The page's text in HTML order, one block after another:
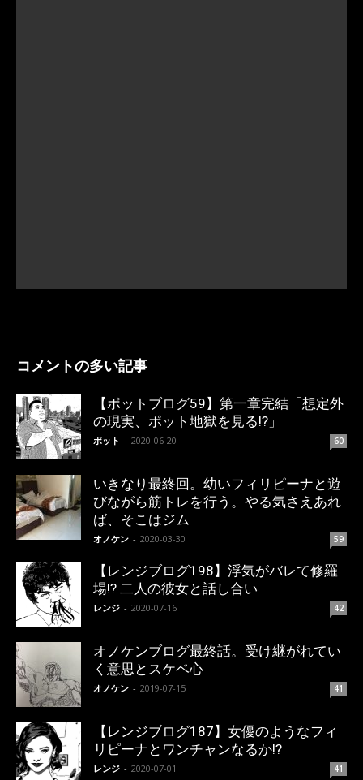
コメントの多い記事
【ポットブログ59】第一章完結「想定外
の現実、ポット地獄を見る!?」
ポット - 2020-06-20 60
いきなり最終回。幼いフィリピーナと遊
びながら筋トレを行う。やる気さえあれ
ば、そこはジム
オノケン - 2020-03-30 59
【レンジブログ198】浮気がバレて修羅
場!? 二人の彼女と話し合い
レンジ - 2020-07-16 42
オノケンブログ最終話。受け継がれてい
く意思とスケベ心
オノケン - 2019-07-15 41
【レンジブログ187】女優のようなフィ
リピーナとワンチャンなるか!?
レンジ - 2020-07-01 41